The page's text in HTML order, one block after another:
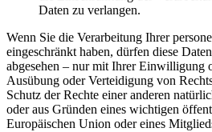
Daten zu verlangen.
Wenn Sie die Verarbeitung Ihrer
eingeschränkt haben, dürfen diese
abgesehen – nur mit Ihrer Einwilligung
Ausübung oder Verteidigung von
Schutz der Rechte einer anderen
oder aus Gründen eines wichtigen
Europäischen Union oder eines